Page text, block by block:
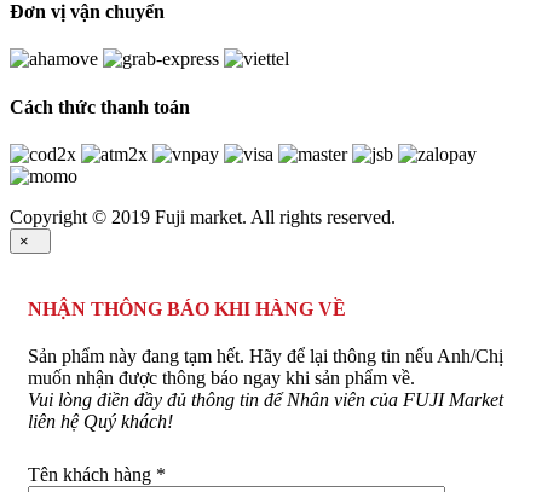
Đơn vị vận chuyển
Cách thức thanh toán
Copyright © 2019 Fuji market. All rights reserved.
×
NHẬN THÔNG BÁO KHI HÀNG VỀ
Sản phẩm này đang tạm hết. Hãy để lại thông tin nếu Anh/Chị
muốn nhận được thông báo ngay khi sản phẩm về.
Vui lòng điền đầy đủ thông tin để Nhân viên của FUJI Market
liên hệ Quý khách!
Tên khách hàng *